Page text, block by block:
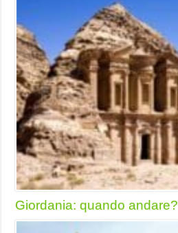
Giordania: quando andare?